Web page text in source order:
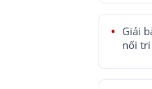
Giải
nối